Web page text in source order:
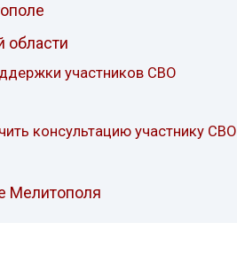
области
участников СВО
консультацию участнику СВО
Мелитополя